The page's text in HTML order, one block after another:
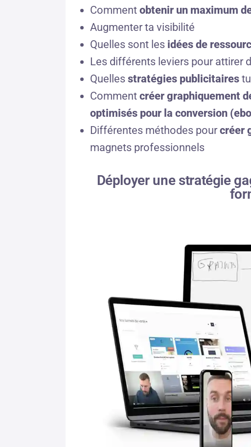
Comment obtenir un maximum
Augmenter ta visibilité
Quelles sont les idées de
Les différents leviers pour attirer
Quelles stratégies publicitaires
Comment créer graphiquement
optimisés pour la conversion
Différentes méthodes pour créer
magnets professionnels
Déployer une stratégie